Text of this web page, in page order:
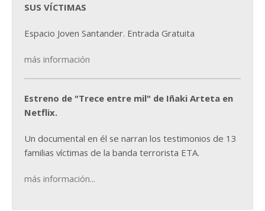
SUS VÍCTIMAS
Espacio Joven Santander. Entrada Gratuita
más información
Estreno de "Trece entre mil" de Iñaki Arteta en
Netflix.
Un documental en él se narran los testimonios de 13
familias víctimas de la banda terrorista ETA.
más información...